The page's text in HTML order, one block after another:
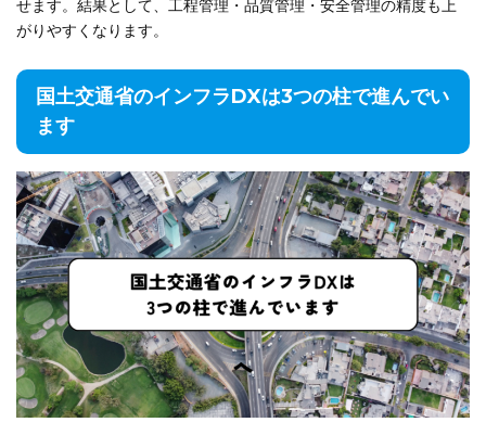
せます。結果として、工程管理・品質管理・安全管理の精度も上
がりやすくなります。
国土交通省のインフラDXは3つの柱で進んでい
ます